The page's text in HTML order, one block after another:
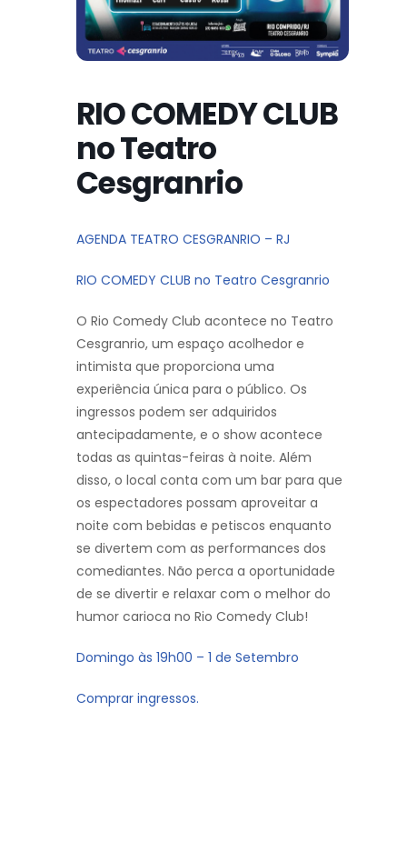
RIO COMEDY CLUB
no Teatro
Cesgranrio
AGENDA TEATRO CESGRANRIO – RJ
RIO COMEDY CLUB no Teatro Cesgranrio
O Rio Comedy Club acontece no Teatro
Cesgranrio, um espaço acolhedor e
intimista que proporciona uma
experiência única para o público. Os
ingressos podem ser adquiridos
antecipadamente, e o show acontece
todas as quintas-feiras à noite. Além
disso, o local conta com um bar para que
os espectadores possam aproveitar a
noite com bebidas e petiscos enquanto
se divertem com as performances dos
comediantes. Não perca a oportunidade
de se divertir e relaxar com o melhor do
humor carioca no Rio Comedy Club!
Domingo às 19h00 – 1 de Setembro
Comprar ingressos.